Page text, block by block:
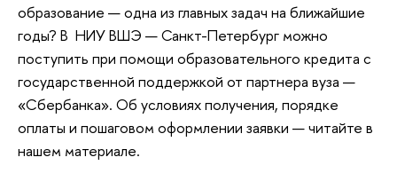
образование — одна из главных задач на ближайшие
годы? В НИУ ВШЭ — Санкт-Петербург можно
поступить при помощи образовательного кредита с
государственной поддержкой от партнера вуза —
«Сбербанка». Об условиях получения, порядке
оплаты и пошаговом оформлении заявки — читайте в
нашем материале.